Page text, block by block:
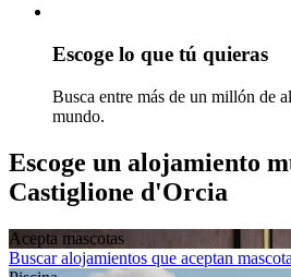
Escoge lo que tú quieras
Busca entre más de un millón de
mundo.
Escoge un alojamiento
Castiglione d'Orcia
Acepta mascotas
Buscar alojamientos que aceptan